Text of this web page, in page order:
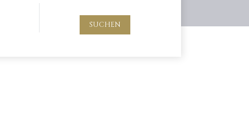
SUCHEN